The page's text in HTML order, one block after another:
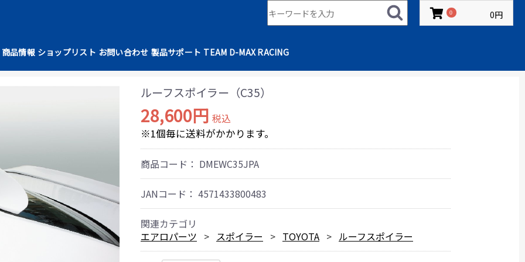
商品情報 ショップリスト お問い合わせ 製品サポート TEAM D-MAX RACING
0 0円
ルーフスポイラー（C35）
28,600円 税込
※1個毎に送料がかかります。
商品コード： DMEWC35JPA
JANコード： 4571433800483
関連カテゴリ
エアロパーツ
スポイラー TOYOTA ルーフスポイラー